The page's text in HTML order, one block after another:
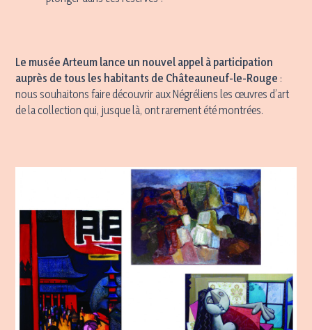
Le musée Arteum lance un nouvel appel à participation
auprès de tous les habitants de Châteauneuf-le-Rouge :
nous souhaitons faire découvrir aux Négréliens les œuvres d’art
de la collection qui, jusque là, ont rarement été montrées.